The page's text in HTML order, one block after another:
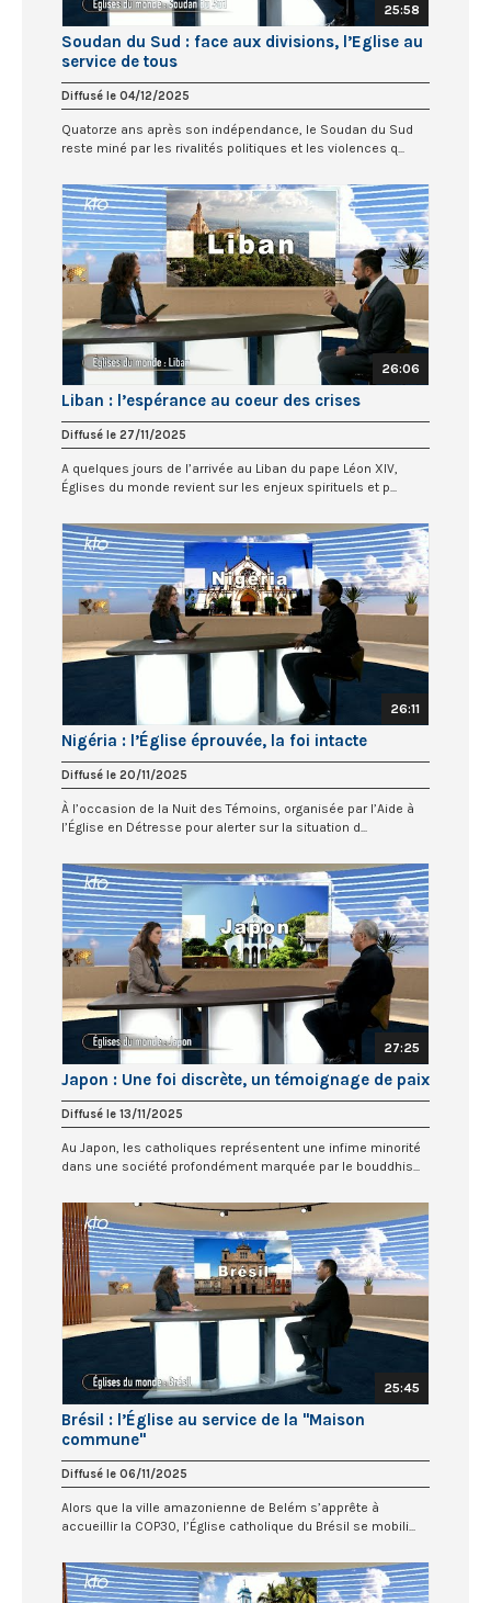
25:58
Soudan du Sud : face aux divisions, l’Eglise au
service de tous
Diffusé le 04/12/2025
Quatorze ans après son indépendance, le Soudan du Sud
reste miné par les rivalités politiques et les violences q...
26:06
Liban : l’espérance au coeur des crises
Diffusé le 27/11/2025
A quelques jours de l’arrivée au Liban du pape Léon XIV,
Églises du monde revient sur les enjeux spirituels et p...
26:11
Nigéria : l’Église éprouvée, la foi intacte
Diffusé le 20/11/2025
À l’occasion de la Nuit des Témoins, organisée par l’Aide à
l’Église en Détresse pour alerter sur la situation d...
27:25
Japon : Une foi discrète, un témoignage de paix
Diffusé le 13/11/2025
Au Japon, les catholiques représentent une infime minorité
dans une société profondément marquée par le bouddhis...
25:45
Brésil : l’Église au service de la "Maison
commune"
Diffusé le 06/11/2025
Alors que la ville amazonienne de Belém s’apprête à
accueillir la COP30, l’Église catholique du Brésil se mobili...